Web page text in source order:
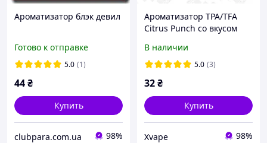
Ароматизатор блэк девил
Готово к отправке
5.0 (1)
44₴
Купить
clubpara.com.ua 98%
Ароматизатор TPA/TFA
Citrus Punch со вкусом
30 мл
В наличии
5.0 (3)
32₴
Купить
Xvape 98%